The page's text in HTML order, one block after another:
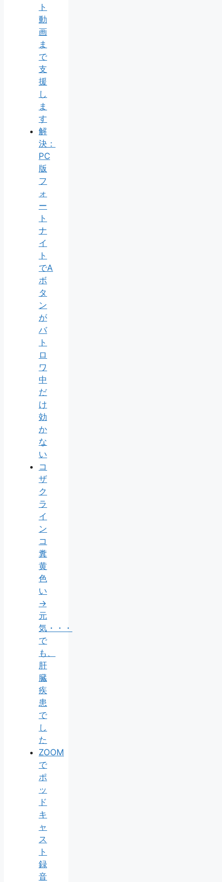
ト
動
画
ま
で
支
援
し
ま
す
解
決：
PC
版
フ
ォ
ー
ト
ナ
イ
ト
でA
ボ
タ
ン
が
バ
ト
ロ
ワ
中
だ
け
効
か
な
い
コ
ザ
ク
ラ
イ
ン
コ
糞
黄
色
い
→
元
気・・・
で
も、
肝
臓
疾
患
で
し
た
ZOOM
で
ポ
ッ
ド
キ
ャ
ス
ト
録
音